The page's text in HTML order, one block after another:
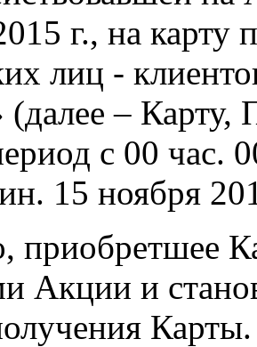
г., на
лиц -
(далее –
с 00 час.
15 ноября
приобретшее
Акции и
Карты.